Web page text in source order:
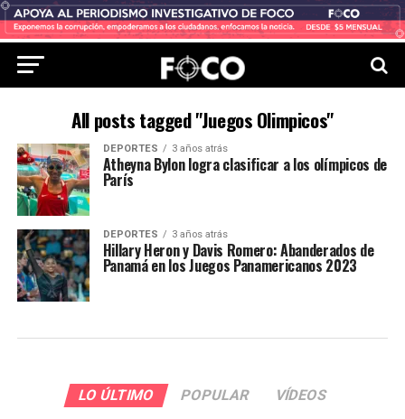
All posts tagged "Juegos Olimpicos"
DEPORTES 3 años atrás
Atheyna Bylon logra clasificar a los olímpicos de
París
DEPORTES 3 años atrás
Hillary Heron y Davis Romero: Abanderados de
Panamá en los Juegos Panamericanos 2023
LO ÚLTIMO POPULAR VÍDEOS